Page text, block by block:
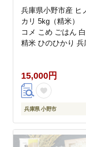
兵庫県小野市産 ヒ
カリ 5kg（精米）
コメ こめ ごはん
精米 ひのひかり 兵
15,000円
兵庫県 小野市